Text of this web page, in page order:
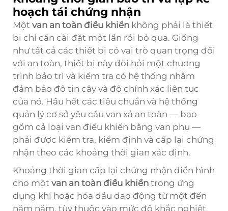
hoạch tái chứng nhận
Một van an toàn điều khiển không phải là thiết
bị chỉ cần cài đặt một lần rồi bỏ qua. Giống
như tất cả các thiết bị có vai trò quan trọng đối
với an toàn, thiết bị này đòi hỏi một chương
trình bảo trì và kiểm tra có hệ thống nhằm
đảm bảo độ tin cậy và độ chính xác liên tục
của nó. Hầu hết các tiêu chuẩn và hệ thống
quản lý cơ sở yêu cầu van xả an toàn — bao
gồm cả loại van điều khiển bằng van phụ —
phải được kiểm tra, kiểm định và cấp lại chứng
nhận theo các khoảng thời gian xác định.
Khoảng thời gian cấp lại chứng nhận điển hình
cho một van an toàn điều khiển trong ứng
dụng khí hoặc hóa dầu dao động từ một đến
năm năm, tùy thuộc vào mức độ khắc nghiệt